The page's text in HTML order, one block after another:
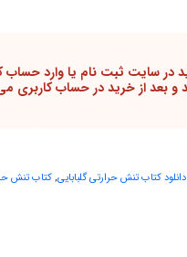
دانلود کتاب تنش حرارتی گلبابایی,کتاب تنش